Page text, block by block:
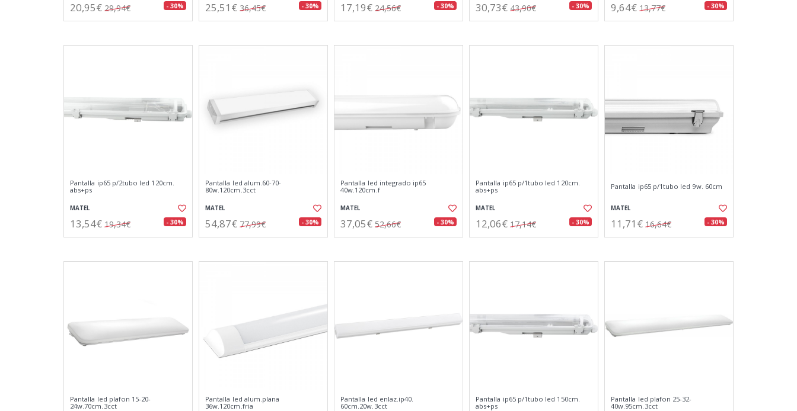
20,95€ 29,94€ - 30% 25,51€ 36,45€ - 30% 17,19€ 24,56€ - 30% 30,73€ 43,90€ - 30% 9,64€ 13,77€ - 30%
Pantalla ip65 p/2tubo led 120cm.
abs+ps
MATEL
13,54€ 19,34€ - 30%
Pantalla led alum.60-70-
80w.120cm.3cct
MATEL
54,87€ 77,99€ - 30%
Pantalla led integrado ip65
40w.120cm.f
MATEL
37,05€ 52,66€ - 30%
Pantalla ip65 p/1tubo led 120cm.
abs+ps
MATEL
12,06€ 17,14€ - 30%
Pantalla ip65 p/1tubo led 9w. 60cm
MATEL
11,71€ 16,64€ - 30%
Pantalla led plafon 15-20-
24w.70cm.3cct
Pantalla led alum.plana
36w.120cm.fria
Pantalla led enlaz.ip40.
60cm.20w.3cct
Pantalla ip65 p/1tubo led 150cm.
abs+ps
Pantalla led plafon 25-32-
40w.95cm.3cct